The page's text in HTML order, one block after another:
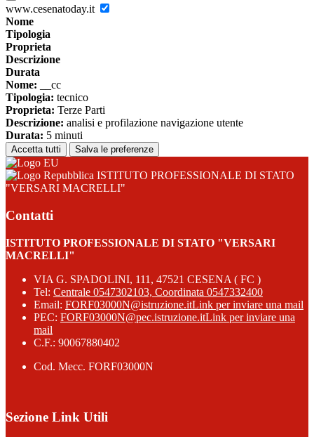
www.cesenatoday.it
Nome
Tipologia
Proprieta
Descrizione
Durata
Nome: __cc
Tipologia: tecnico
Proprieta: Terze Parti
Descrizione: analisi e profilazione navigazione utente
Durata: 5 minuti
Accetta tutti Salva le preferenze
ISTITUTO PROFESSIONALE DI STATO
"VERSARI MACRELLI"
Contatti
ISTITUTO PROFESSIONALE DI STATO "VERSARI
MACRELLI"
VIA G. SPADOLINI, 111, 47521 CESENA ( FC )
Tel: Centrale 0547302103, Coordinata 0547332400
Email: FORF03000N@istruzione.itLink per inviare una mail
PEC: FORF03000N@pec.istruzione.itLink per inviare una
mail
C.F.: 90067880402
Cod. Mecc. FORF03000N
Sezione Link Utili